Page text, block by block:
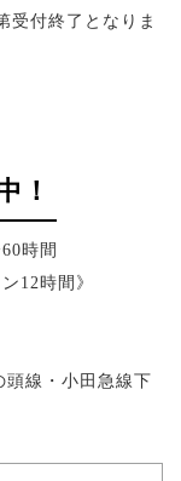
受付終了となりま
！
時間
12時間》
頭線・小田急線下